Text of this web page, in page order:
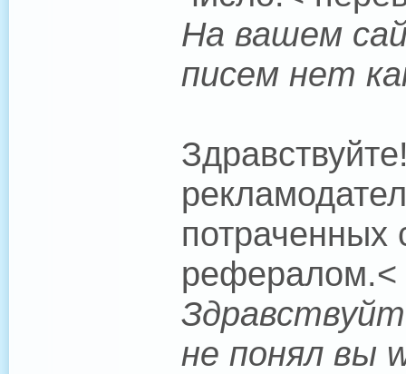
На вашем
писем нет
потраченных
рефералом.<
не понял вы